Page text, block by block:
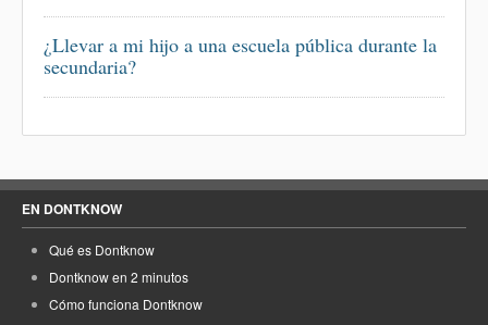
¿Llevar a mi hijo a una escuela pública durante la
secundaria?
EN DONTKNOW
Qué es Dontknow
Dontknow en 2 minutos
Cómo funciona Dontknow